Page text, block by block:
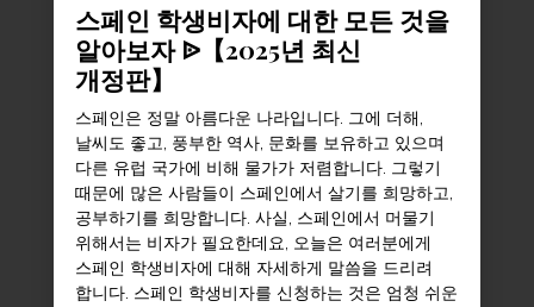
스페인 학생비자에 대한 모든 것을
알아보자 ᐉ【2025년 최신
개정판】
스페인은 정말 아름다운 나라입니다. 그에 더해,
날씨도 좋고, 풍부한 역사, 문화를 보유하고 있으며
다른 유럽 국가에 비해 물가가 저렴합니다. 그렇기
때문에 많은 사람들이 스페인에서 살기를 희망하고,
공부하기를 희망합니다. 사실, 스페인에서 머물기
위해서는 비자가 필요한데요, 오늘은 여러분에게
스페인 학생비자에 대해 자세하게 말씀을 드리려
합니다. 스페인 학생비자를 신청하는 것은 엄청 쉬운